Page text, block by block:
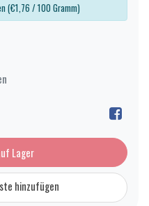
(€1,76 / 100 Gramm)
Lager
hinzufügen